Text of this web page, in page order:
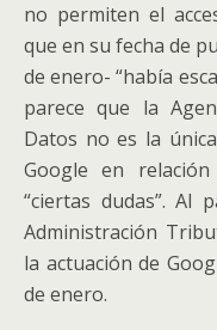
no permiten el
que en su fecha de
de enero- “había
parece que la
Datos no es la
Google en
“ciertas dudas”. Al
Administración
la actuación de
de enero.